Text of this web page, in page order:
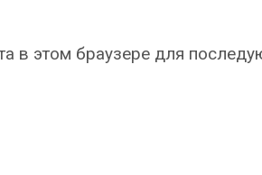
в этом браузере для